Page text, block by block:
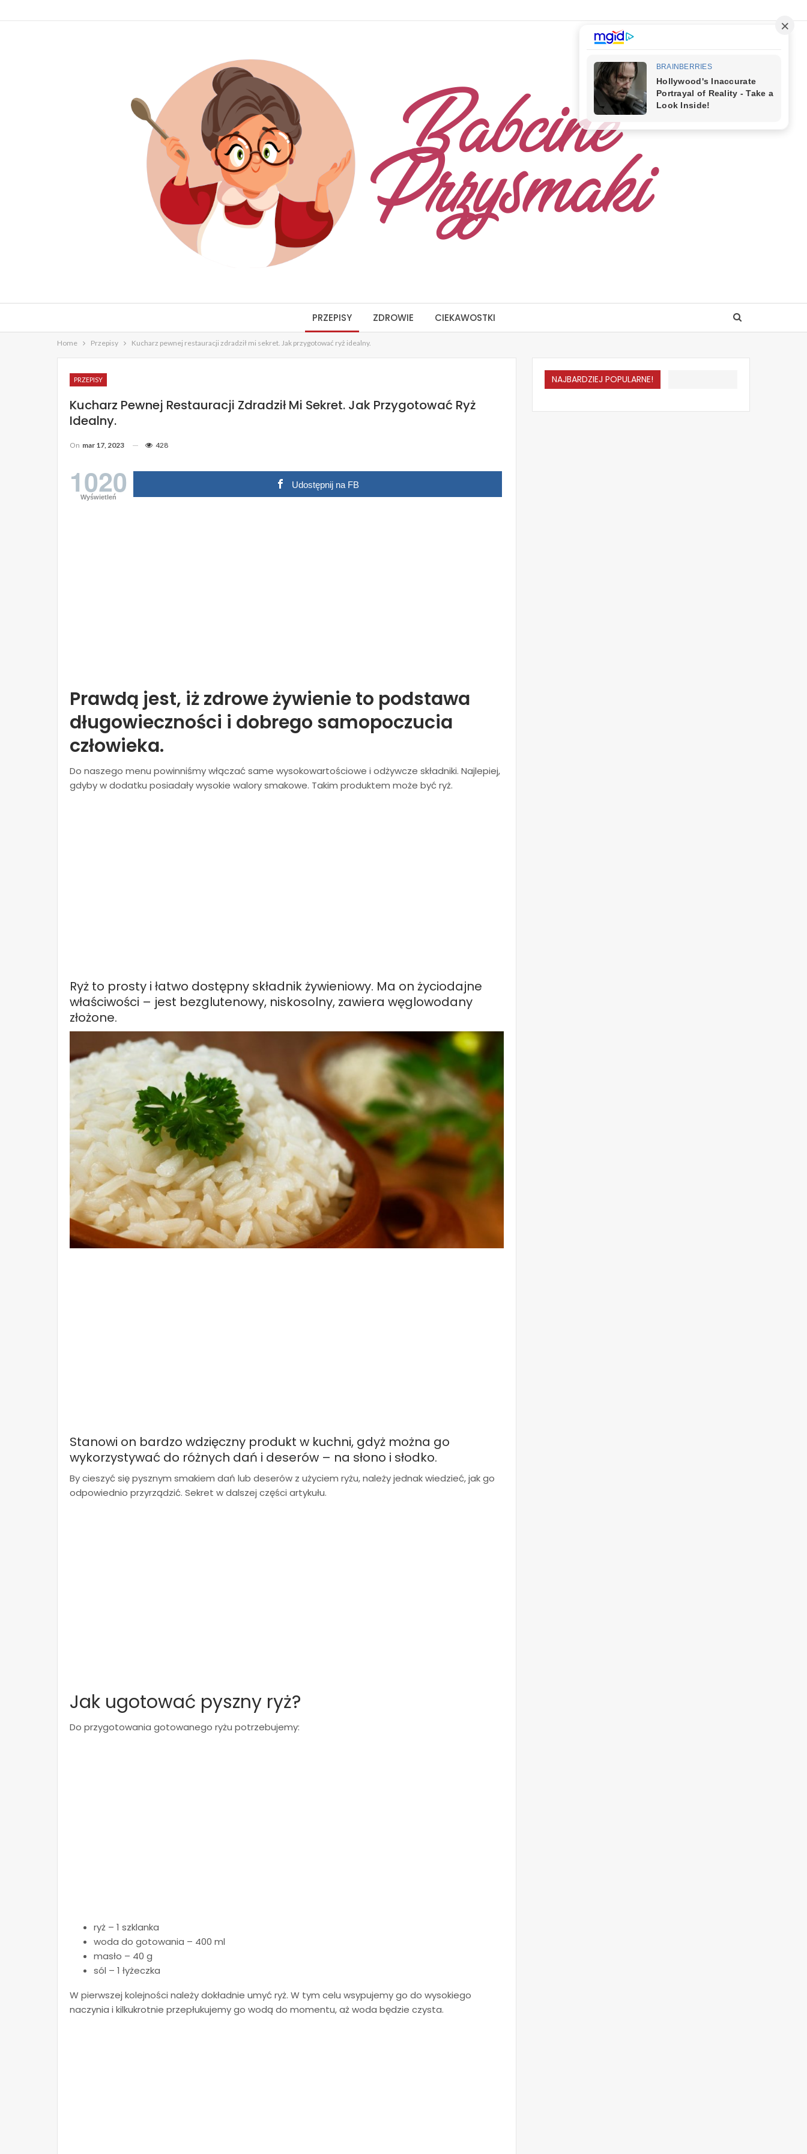
PRZEPISY ZDROWIE CIEKAWOSTKI
Home Przepisy Kucharz pewnej restauracji zdradził mi sekret. Jak przygotować ryż idealny.
PRZEPISY
Kucharz Pewnej Restauracji Zdradził Mi Sekret. Jak Przygotować Ryż
Idealny.
On mar 17, 2023 428
1020
Wyświetleń
Udostępnij na FB
Prawdą jest, iż zdrowe żywienie to podstawa
długowieczności i dobrego samopoczucia
człowieka.
Do naszego menu powinniśmy włączać same wysokowartościowe i odżywcze składniki. Najlepiej,
gdyby w dodatku posiadały wysokie walory smakowe. Takim produktem może być ryż.
Ryż to prosty i łatwo dostępny składnik żywieniowy. Ma on życiodajne
właściwości – jest bezglutenowy, niskosolny, zawiera węglowodany
złożone.
Stanowi on bardzo wdzięczny produkt w kuchni, gdyż można go
wykorzystywać do różnych dań i deserów – na słono i słodko.
By cieszyć się pysznym smakiem dań lub deserów z użyciem ryżu, należy jednak wiedzieć, jak go
odpowiednio przyrządzić. Sekret w dalszej części artykułu.
Jak ugotować pyszny ryż?
Do przygotowania gotowanego ryżu potrzebujemy:
ryż – 1 szklanka
woda do gotowania – 400 ml
masło – 40 g
sól – 1 łyżeczka
W pierwszej kolejności należy dokładnie umyć ryż. W tym celu wsypujemy go do wysokiego
naczynia i kilkukrotnie przepłukujemy go wodą do momentu, aż woda będzie czysta.
NAJBARDZIEJ POPULARNE!